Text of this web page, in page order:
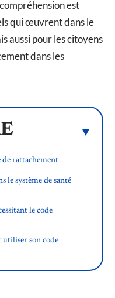
est
qui œuvrent dans le
aussi pour les citoyens
dans les
de rattachement
le système de santé
le code
son code